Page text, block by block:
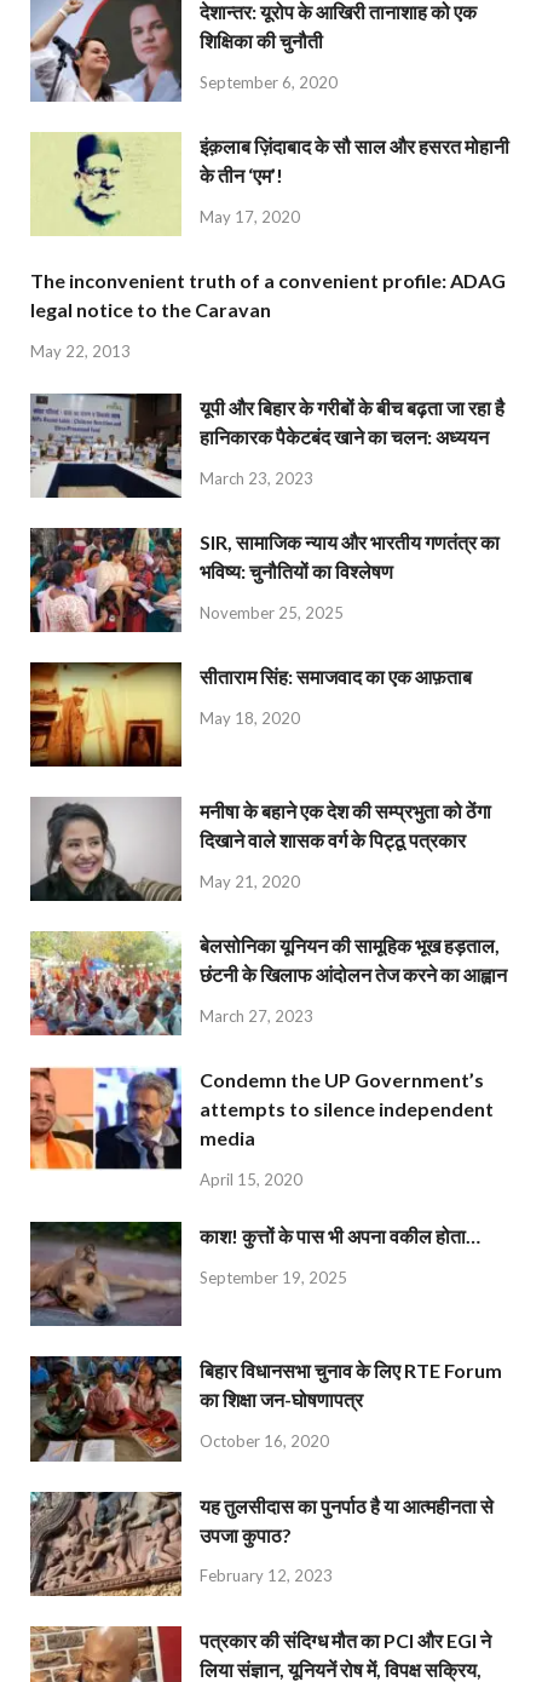
देशान्‍तर: यूरोप के आखिरी तानाशाह को एक
शिक्षिका की चुनौती
September 6, 2020
इंक़लाब ज़िंदाबाद के सौ साल और हसरत मोहानी
के तीन ‘एम’!
May 17, 2020
The inconvenient truth of a convenient profile: ADAG
legal notice to the Caravan
May 22, 2013
यूपी और बिहार के गरीबों के बीच बढ़ता जा रहा है
हानिकारक पैकेटबंद खाने का चलन: अध्ययन
March 23, 2023
SIR, सामाजिक न्याय और भारतीय गणतंत्र का
भविष्य: चुनौतियों का विश्लेषण
November 25, 2025
सीताराम सिंह: समाजवाद का एक आफ़ताब
May 18, 2020
मनीषा के बहाने एक देश की सम्प्रभुता को ठेंगा
दिखाने वाले शासक वर्ग के पिट्ठू पत्रकार
May 21, 2020
बेलसोनिका यूनियन की सामूहिक भूख हड़ताल,
छंटनी के खिलाफ आंदोलन तेज करने का आह्वान
March 27, 2023
Condemn the UP Government’s
attempts to silence independent
media
April 15, 2020
काश! कुत्तों के पास भी अपना वकील होता…
September 19, 2025
बिहार विधानसभा चुनाव के लिए RTE Forum
का शिक्षा जन-घोषणापत्र
October 16, 2020
यह तुलसीदास का पुनर्पाठ है या आत्महीनता से
उपजा कुपाठ?
February 12, 2023
पत्रकार की संदिग्ध मौत का PCI और EGI ने
लिया संज्ञान, यूनियनें रोष में, विपक्ष सक्रिय,